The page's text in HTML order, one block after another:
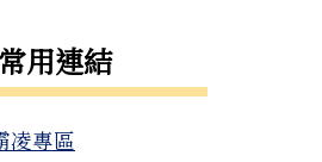
常用連結
凌專區